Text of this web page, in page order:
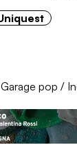
Garage pop /